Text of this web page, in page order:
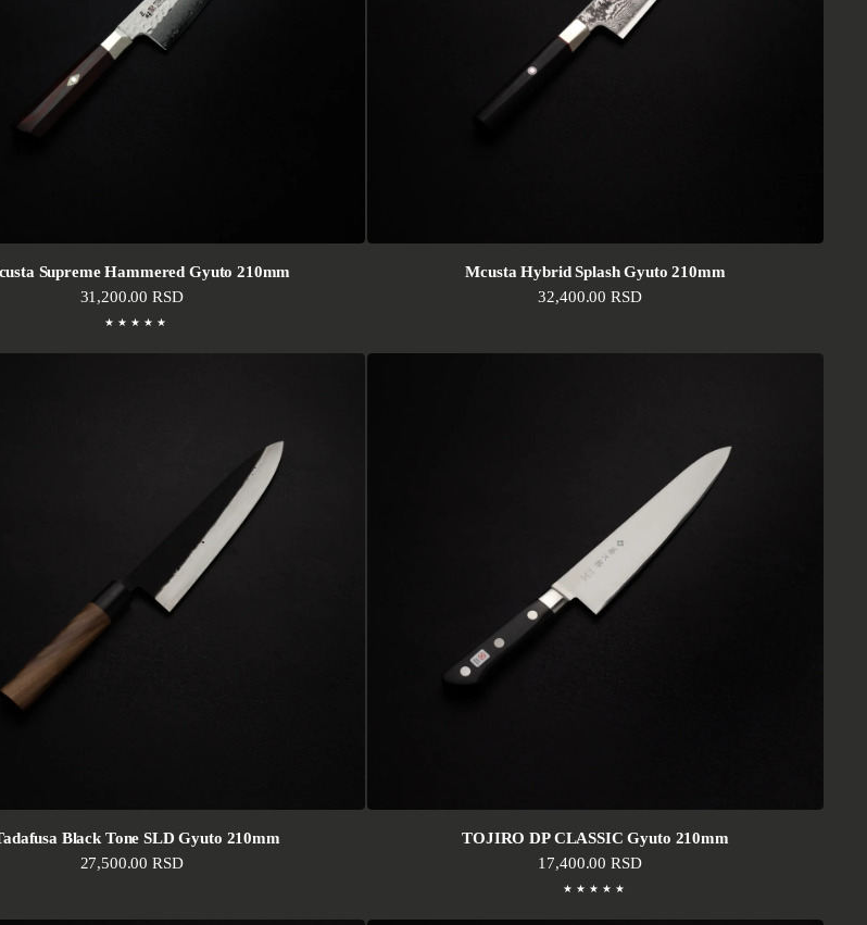
Supreme Hammered Gyuto 210mm
Standardna cena
31,200.00 RSD
Mcusta Hybrid Splash Gyuto 210mm
Standardna cena
32,400.00 RSD
Black Tone SLD Gyuto 210mm
Standardna cena
27,500.00 RSD
TOJIRO DP CLASSIC Gyuto 210mm
Standardna cena
17,400.00 RSD